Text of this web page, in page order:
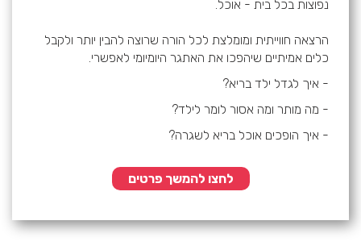
נפוצות בכל בית - אוכל.
הרצאה חווייתית ומומלצת לכל הורה שרוצה להבין יותר ולקבל
כלים אמיתיים שיהפכו את האתגר היומיומי לאפשרי.
- איך לגדל ילד בריא?
- מה מותר ומה אסור לומר לילד?
- איך הופכים אוכל בריא לשגרה?
לחצו להמשך פרטים